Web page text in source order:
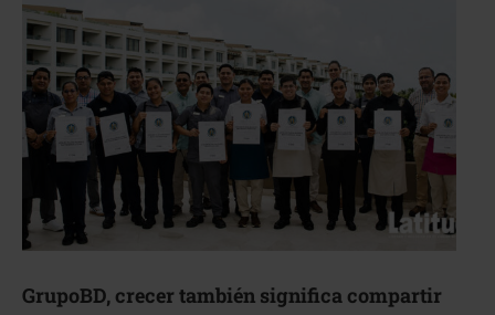
GrupoBD, crecer también significa compartir